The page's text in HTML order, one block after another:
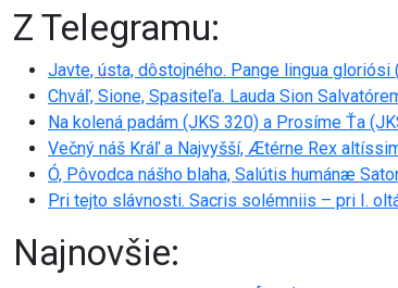
Z Telegramu:
Javte, ústa, dôstojného. Pange lingua gloriósi
Chváľ, Sione, Spasiteľa. Lauda Sion
Na kolená padám (JKS 320) a Prosíme Ťa
Večný náš Kráľ a Najvyšší, Ætérne Rex
Ó, Pôvodca nášho blaha, Salútis humánæ
Pri tejto slávnosti. Sacris solémniis – pri I.
Najnovšie: